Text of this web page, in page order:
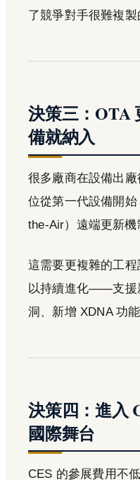
了競爭對手很難複製
決策三：OTA
備就納入
很多廠商在設備出
位從第一代設備開
the-Air）遠端更新機
這需要更複雜的工
以持續進化——支援
洞、新增 XDNA 功
決策四：進入
國際舞台
CES 的參展費用不